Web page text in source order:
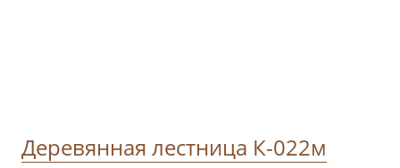
Деревянная лестница К-022м